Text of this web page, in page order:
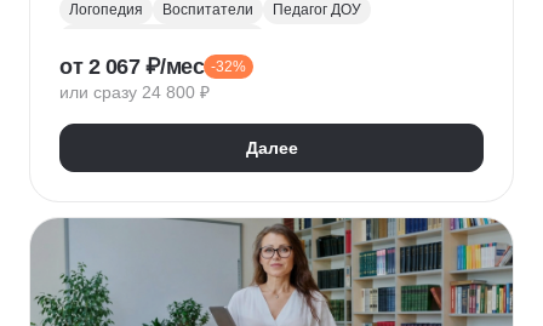
Логопедия Воспитатели
Педагог ДОУ
Коррекционно-развивающее образование (КРО)
от 2 067 ₽/мес -32%
или сразу 24 800 ₽
Далее